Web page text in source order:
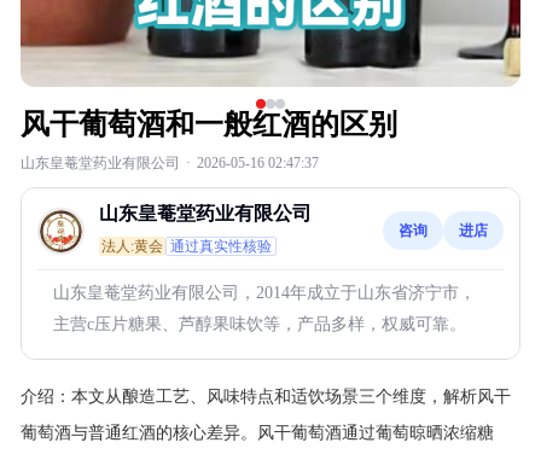
风干葡萄酒和一般红酒的区别
山东皇菴堂药业有限公司 · 2026-05-16 02:47:37
山东皇菴堂药业有限公司
法人:黄会 通过真实性核验
咨询 进店
山东皇菴堂药业有限公司，2014年成立于山东省济宁市，
主营c压片糖果、芦醇果味饮等，产品多样，权威可靠。
介绍： 本文从酿造工艺、风味特点和适饮场景三个维度，解析风干
葡萄酒与普通红酒的核心差异。风干葡萄酒通过葡萄晾晒浓缩糖